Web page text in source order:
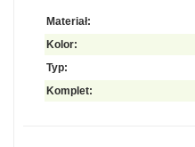
Materiał:
Kolor:
Typ:
Komplet: